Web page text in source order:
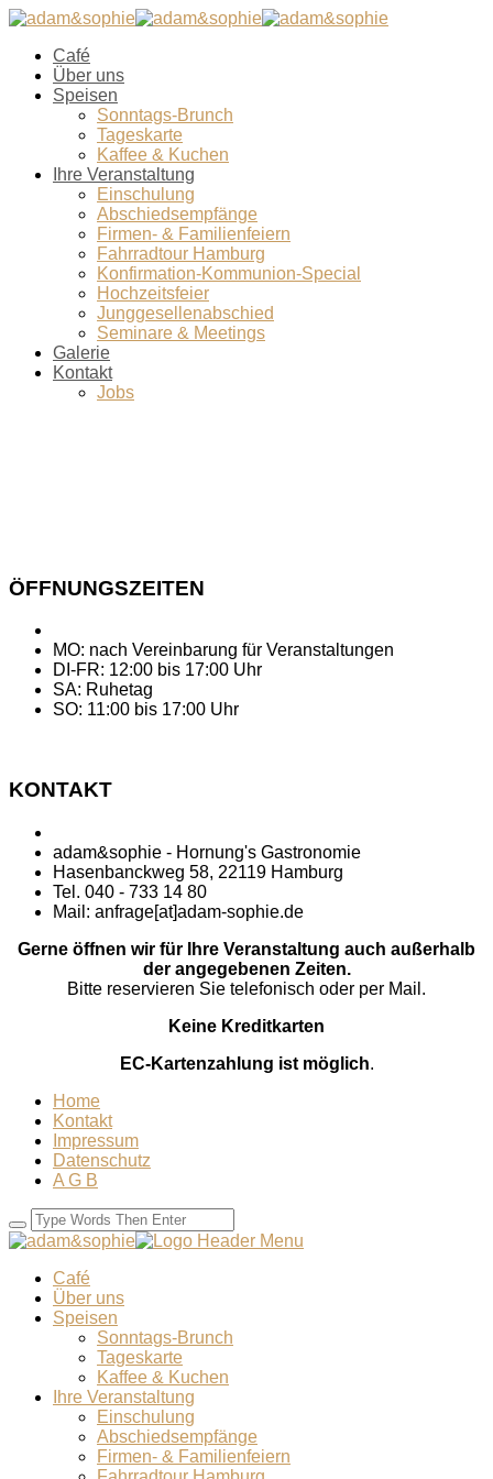
Café
Über uns
Speisen
Sonntags-Brunch
Tageskarte
Kaffee & Kuchen
Ihre Veranstaltung
Einschulung
Abschiedsempfänge
Firmen- & Familienfeiern
Fahrradtour Hamburg
Konfirmation-Kommunion-Special
Hochzeitsfeier
Junggesellenabschied
Seminare & Meetings
Galerie
Kontakt
Jobs
ÖFFNUNGSZEITEN
MO: nach Vereinbarung für Veranstaltungen
DI-FR: 12:00 bis 17:00 Uhr
SA: Ruhetag
SO: 11:00 bis 17:00 Uhr
KONTAKT
adam&sophie - Hornung's Gastronomie
Hasenbanckweg 58, 22119 Hamburg
Tel. 040 - 733 14 80
Mail: anfrage[at]adam-sophie.de
Gerne öffnen wir für Ihre Veranstaltung auch außerhalb
der angegebenen Zeiten.
Bitte reservieren Sie telefonisch oder per Mail.
Keine Kreditkarten
EC-Kartenzahlung ist möglich.
Home
Kontakt
Impressum
Datenschutz
A G B
Café
Über uns
Speisen
Sonntags-Brunch
Tageskarte
Kaffee & Kuchen
Ihre Veranstaltung
Einschulung
Abschiedsempfänge
Firmen- & Familienfeiern